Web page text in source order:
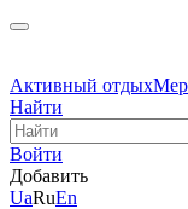
Активный отдых
Найти
Войти
Добавить
UaRuEn